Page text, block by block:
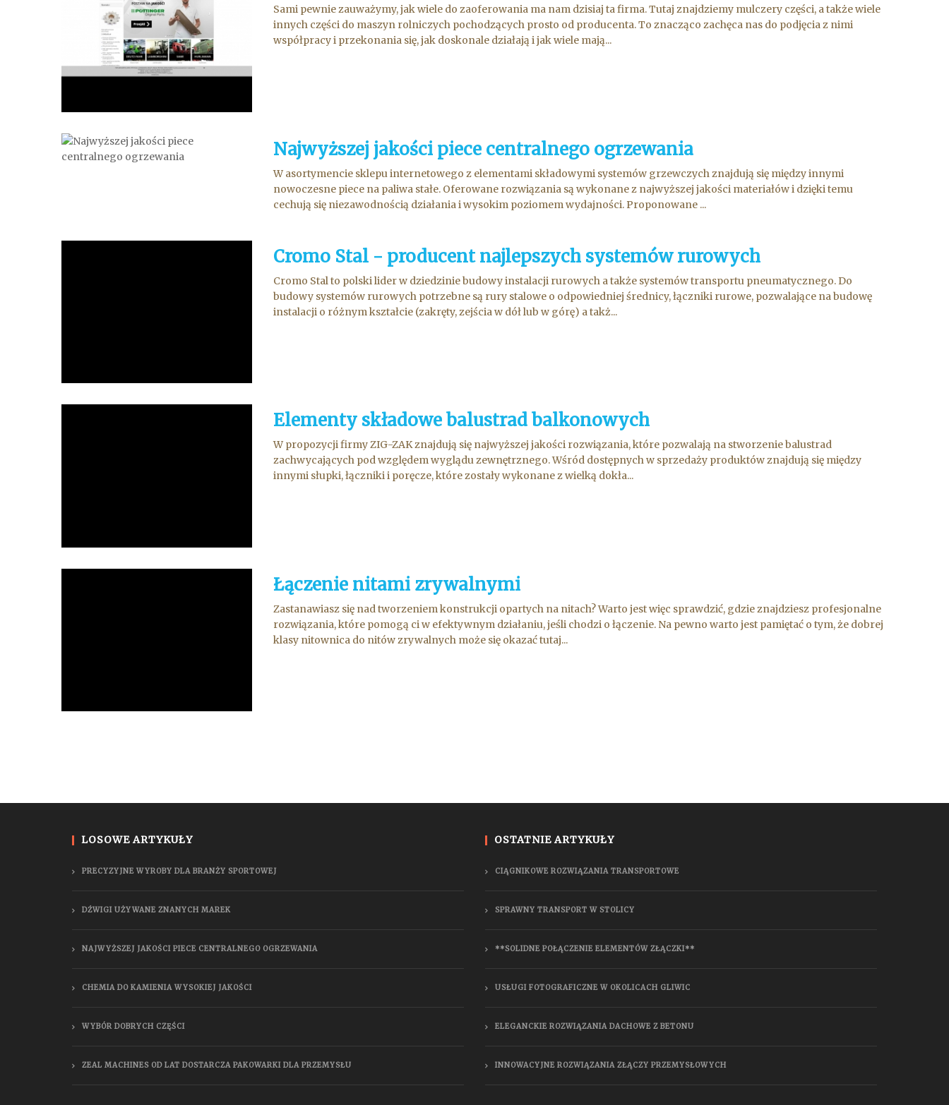
Sami pewnie zauważymy, jak wiele do zaoferowania ma nam dzisiaj ta firma. Tutaj znajdziemy mulczery części, a także wiele
innych części do maszyn rolniczych pochodzących prosto od producenta. To znacząco zachęca nas do podjęcia z nimi
współpracy i przekonania się, jak doskonale działają i jak wiele mają...
Najwyższej jakości piece centralnego ogrzewania
W asortymencie sklepu internetowego z elementami składowymi systemów grzewczych znajdują się między innymi
nowoczesne piece na paliwa stałe. Oferowane rozwiązania są wykonane z najwyższej jakości materiałów i dzięki temu
cechują się niezawodnością działania i wysokim poziomem wydajności. Proponowane ...
Cromo Stal - producent najlepszych systemów rurowych
Cromo Stal to polski lider w dziedzinie budowy instalacji rurowych a także systemów transportu pneumatycznego. Do
budowy systemów rurowych potrzebne są rury stalowe o odpowiedniej średnicy, łączniki rurowe, pozwalające na budowę
instalacji o różnym kształcie (zakręty, zejścia w dół lub w górę) a takż...
Elementy składowe balustrad balkonowych
W propozycji firmy ZIG-ZAK znajdują się najwyższej jakości rozwiązania, które pozwalają na stworzenie balustrad
zachwycających pod względem wyglądu zewnętrznego. Wśród dostępnych w sprzedaży produktów znajdują się między
innymi słupki, łączniki i poręcze, które zostały wykonane z wielką dokła...
Łączenie nitami zrywalnymi
Zastanawiasz się nad tworzeniem konstrukcji opartych na nitach? Warto jest więc sprawdzić, gdzie znajdziesz profesjonalne
rozwiązania, które pomogą ci w efektywnym działaniu, jeśli chodzi o łączenie. Na pewno warto jest pamiętać o tym, że dobrej
klasy nitownica do nitów zrywalnych może się okazać tutaj...
LOSOWE ARTYKUŁY
PRECYZYJNE WYROBY DLA BRANŻY SPORTOWEJ
DŹWIGI UŻYWANE ZNANYCH MAREK
NAJWYŻSZEJ JAKOŚCI PIECE CENTRALNEGO OGRZEWANIA
CHEMIA DO KAMIENIA WYSOKIEJ JAKOŚCI
WYBÓR DOBRYCH CZĘŚCI
ZEAL MACHINES OD LAT DOSTARCZA PAKOWARKI DLA PRZEMYSŁU
OSTATNIE ARTYKUŁY
CIĄGNIKOWE ROZWIĄZANIA TRANSPORTOWE
SPRAWNY TRANSPORT W STOLICY
**SOLIDNE POŁĄCZENIE ELEMENTÓW ZŁĄCZKI**
USŁUGI FOTOGRAFICZNE W OKOLICACH GLIWIC
ELEGANCKIE ROZWIĄZANIA DACHOWE Z BETONU
INNOWACYJNE ROZWIĄZANIA ZŁĄCZY PRZEMYSŁOWYCH